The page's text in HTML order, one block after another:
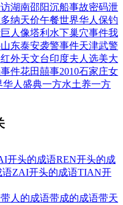
湖南邵阳沉船事故密码泄
纳天价午餐世界华人保钓
人像塔利水下巢穴事件我
山东泰安袭警事件天津武警
外天文台印度夫人选美大
件花田囍事2010石家庄女
华人盛典一方水土养一方
开头的成语REN开头的成
语ZAI开头的成语TIAN开
带人的成语带成的成语带天